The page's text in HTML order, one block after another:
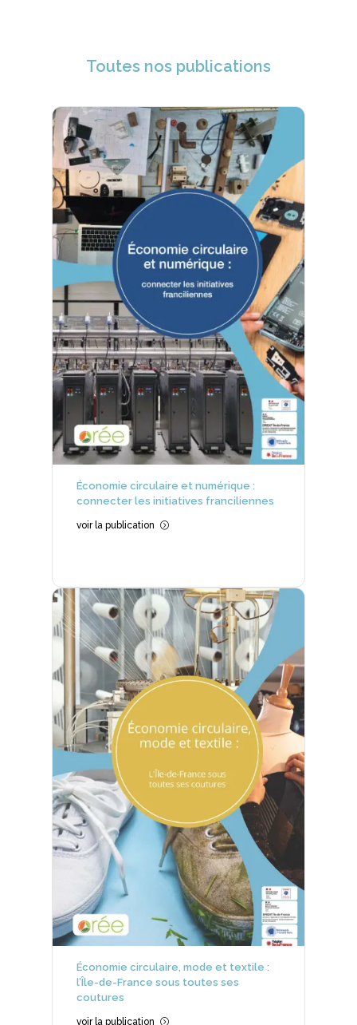
Toutes nos publications
Économie circulaire et numérique :
connecter les initiatives franciliennes
voir la publication =
Économie circulaire, mode et textile :
l’Île-de-France sous toutes ses
coutures
voir la publication =